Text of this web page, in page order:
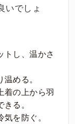
いでしょ
トし、温かさ
める。
着の上から羽
る。
を防ぐ。